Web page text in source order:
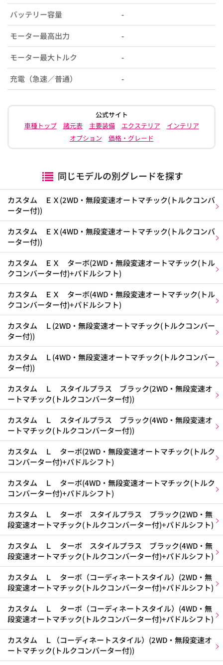
バッテリー容量 -
モーター最高出力 -
モーター最大トルク -
充電（急速／普通） -
公式サイト
車種トップ
諸元表 主要装備 エクステリア
インテリア
オプション
価格・グレード
同じモデルの別グレードを探す
カスタム ＥＸ(2WD・無段変速オートマチック(トルクコンバ
ーター付))
カスタム ＥＸ(4WD・無段変速オートマチック(トルクコンバ
ーター付))
カスタム ＥＸ ターボ(2WD・無段変速オートマチック(トル
クコンバーター付)+パドルシフト)
カスタム ＥＸ ターボ(4WD・無段変速オートマチック(トル
クコンバーター付)+パドルシフト)
カスタム Ｌ(2WD・無段変速オートマチック(トルクコンバー
ター付))
カスタム Ｌ(4WD・無段変速オートマチック(トルクコンバー
ター付))
カスタム Ｌ スタイルプラス ブラック(2WD・無段変速オ
ートマチック(トルクコンバーター付))
カスタム Ｌ スタイルプラス ブラック(4WD・無段変速オ
ートマチック(トルクコンバーター付))
カスタム Ｌ ターボ(2WD・無段変速オートマチック(トルク
コンバーター付)+パドルシフト)
カスタム Ｌ ターボ(4WD・無段変速オートマチック(トルク
コンバーター付)+パドルシフト)
カスタム Ｌ ターボ スタイルプラス ブラック(2WD・無
段変速オートマチック(トルクコンバーター付)+パドルシフト)
カスタム Ｌ ターボ スタイルプラス ブラック(4WD・無
段変速オートマチック(トルクコンバーター付)+パドルシフト)
カスタム Ｌ ターボ（コーディネートスタイル）(2WD・無
段変速オートマチック(トルクコンバーター付)+パドルシフト)
カスタム Ｌ ターボ（コーディネートスタイル）(4WD・無
段変速オートマチック(トルクコンバーター付)+パドルシフト)
カスタム Ｌ（コーディネートスタイル）(2WD・無段変速オ
ートマチック(トルクコンバーター付))